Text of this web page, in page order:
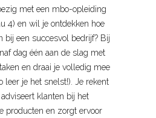
met een mbo-opleiding
4) en wil je ontdekken hoe
bij een succesvol bedrijf? Bij
dag één aan de slag met
en draai je volledig mee
leer je het snelst!). Je rekent
klanten bij het
producten en zorgt ervoor